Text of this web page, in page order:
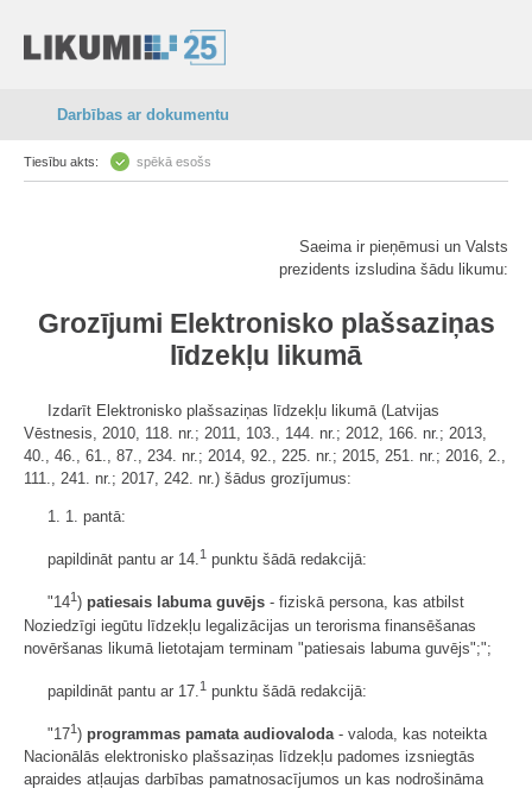
Darbības ar dokumentu
Tiesību akts: spēkā esošs
Saeima ir pieņēmusi un Valsts
prezidents izsludina šādu likumu:
Grozījumi Elektronisko plašsaziņas
līdzekļu likumā
Izdarīt Elektronisko plašsaziņas līdzekļu likumā (Latvijas
Vēstnesis, 2010, 118. nr.; 2011, 103., 144. nr.; 2012, 166. nr.; 2013,
40., 46., 61., 87., 234. nr.; 2014, 92., 225. nr.; 2015, 251. nr.; 2016, 2.,
111., 241. nr.; 2017, 242. nr.) šādus grozījumus:
1. 1. pantā:
papildināt pantu ar 14.1 punktu šādā redakcijā:
"141 ) patiesais labuma guvējs - fiziskā persona, kas atbilst
Noziedzīgi iegūtu līdzekļu legalizācijas un terorisma finansēšanas
novēršanas likumā lietotajam terminam "patiesais labuma guvējs";";
papildināt pantu ar 17. 1 punktu šādā redakcijā:
"171) programmas pamata audiovaloda- valoda, kas noteikta
Nacionālās elektronisko plašsaziņas līdzekļu padomes izsniegtās
apraides atļaujas darbības pamatnosacījumos un kas nodrošināma